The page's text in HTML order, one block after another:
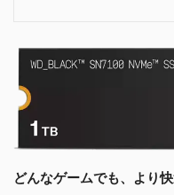
どんなゲームでも、より